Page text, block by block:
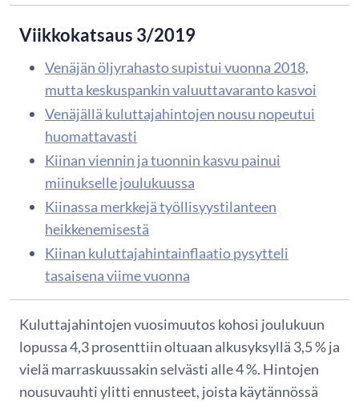
Viikkokatsaus 3/2019
Venäjän öljyrahasto supistui vuonna 2018,
mutta keskuspankin valuuttavaranto kasvoi
Venäjällä kuluttajahintojen nousu nopeutui
huomattavasti
Kiinan viennin ja tuonnin kasvu painui
miinukselle joulukuussa
Kiinassa merkkejä työllisyystilanteen
heikkenemisestä
Kiinan kuluttajahintainflaatio pysytteli
tasaisena viime vuonna
Kuluttajahintojen vuosimuutos kohosi joulukuun
lopussa 4,3 prosenttiin oltuaan alkusyksyllä 3,5 % ja
vielä marraskuussakin selvästi alle 4 %. Hintojen
nousuvauhti ylitti ennusteet, joista käytännössä